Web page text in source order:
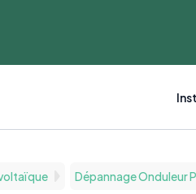
Dépannage Onduleur